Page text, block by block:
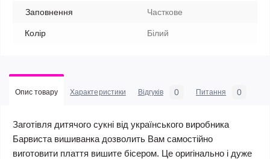
Заповнення Часткове
Колір Білий
Опис товару Характеристики Відгуків 0 Питання 0
Заготівля дитячого сукні від українського виробника
Барвиста вишиванка дозволить Вам самостійно
виготовити плаття вишите бісером. Це оригінально і дуже